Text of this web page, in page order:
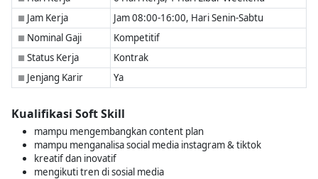
■ Jam Kerja Jam 08:00-16:00, Hari Senin-Sabtu
■ Nominal Gaji Kompetitif
■ Status Kerja Kontrak
■ Jenjang Karir Ya
Kualifikasi Soft Skill
mampu mengembangkan content plan
mampu menganalisa social media instagram & tiktok
kreatif dan inovatif
mengikuti tren di sosial media